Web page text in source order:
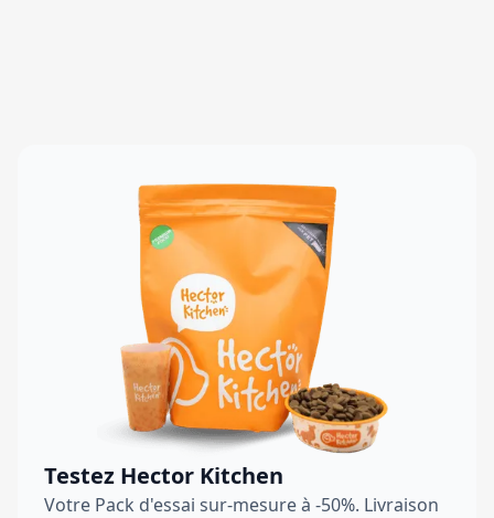
Testez Hector Kitchen
Votre Pack d'essai sur-mesure à -50%. Livraison